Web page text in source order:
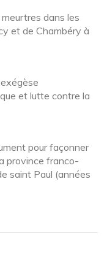
dans les
et de Chambéry à
et lutte contre la
pour façonner
province franco-
saint Paul (années